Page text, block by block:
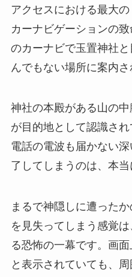
アクセスにおける最大の
カーナビゲーションの
のカーナビで玉置神社
んでもない場所に案内さ
神社の本殿がある山の
が目的地として認識さ
電話の電波も届かない
了してしまうのは、本当
まるで神隠しに遭った
を見失ってしまう感覚
る恐怖の一幕です。画
と表示されていても、